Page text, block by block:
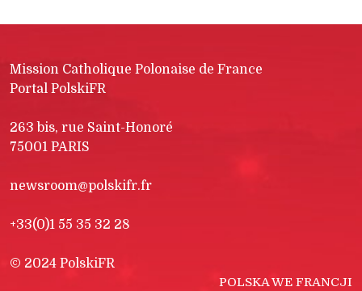
Mission Catholique Polonaise de France
Portal PolskiFR
263 bis, rue Saint-Honoré
75001 PARIS
newsroom@polskifr.fr
+33(0)1 55 35 32 28
© 2024 PolskiFR
POLSKA WE FRANCJI